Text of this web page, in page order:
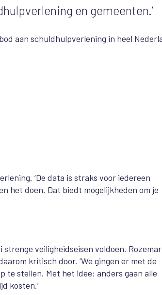
en gemeenten.’
aan schuldhulpverlening in heel
‘De data is straks voor iedereen
het doen. Dat biedt mogelijkheden om je
veiligheidseisen voldoen.
kritisch door. ‘We gingen er met de
te stellen. Met het idee: anders gaan alle
kosten.’